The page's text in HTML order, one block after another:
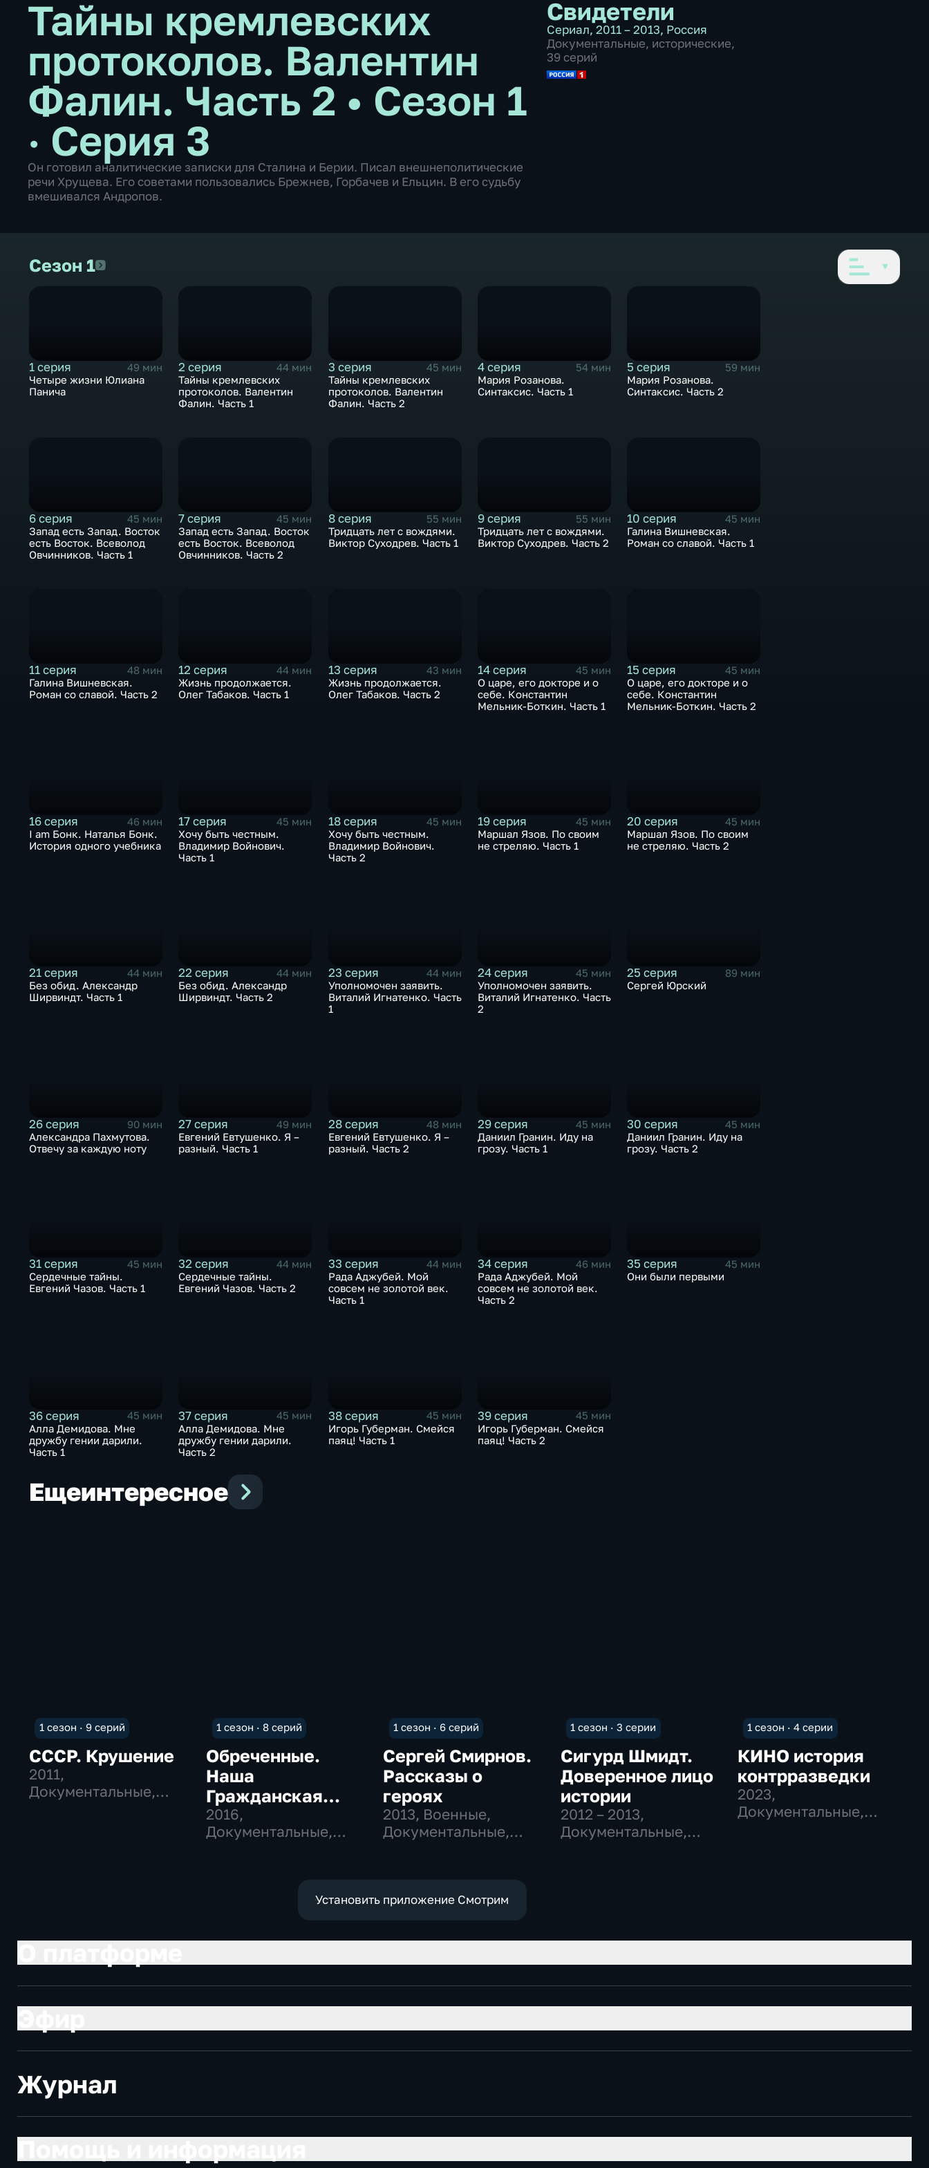
Тайны кремлевских
протоколов. Валентин
Фалин. Часть 2 • Сезон 1
· Серия 3
Он готовил аналитические записки для Сталина и Берии. Писал внешнеполитические
речи Хрущева. Его советами пользовались Брежнев, Горбачев и Ельцин. В его судьбу
вмешивался Андропов.
Свидетели
Сериал, 2011 – 2013, Россия
Документальные, исторические,
39 серий
Сезон 1Сезон 1
1 серия
49 мин
Четыре жизни Юлиана
Панича
2 серия
44 мин
Тайны кремлевских
протоколов. Валентин
Фалин. Часть 1
3 серия
45 мин
Тайны кремлевских
протоколов. Валентин
Фалин. Часть 2
4 серия
54 мин
Мария Розанова.
Синтаксис. Часть 1
5 серия
59 мин
Мария Розанова.
Синтаксис. Часть 2
6 серия
45 мин
Запад есть Запад. Восток
есть Восток. Всеволод
Овчинников. Часть 1
7 серия
45 мин
Запад есть Запад. Восток
есть Восток. Всеволод
Овчинников. Часть 2
8 серия
55 мин
Тридцать лет с вождями.
Виктор Суходрев. Часть 1
9 серия
55 мин
Тридцать лет с вождями.
Виктор Суходрев. Часть 2
10 серия
45 мин
Галина Вишневская.
Роман со славой. Часть 1
11 серия
48 мин
Галина Вишневская.
Роман со славой. Часть 2
12 серия
44 мин
Жизнь продолжается.
Олег Табаков. Часть 1
13 серия
43 мин
Жизнь продолжается.
Олег Табаков. Часть 2
14 серия
45 мин
О царе, его докторе и о
себе. Константин
Мельник-Боткин. Часть 1
15 серия
45 мин
О царе, его докторе и о
себе. Константин
Мельник-Боткин. Часть 2
16 серия
46 мин
I am Бонк. Наталья Бонк.
История одного учебника
17 серия
45 мин
Хочу быть честным.
Владимир Войнович.
Часть 1
18 серия
45 мин
Хочу быть честным.
Владимир Войнович.
Часть 2
19 серия
45 мин
Маршал Язов. По своим
не стреляю. Часть 1
20 серия
45 мин
Маршал Язов. По своим
не стреляю. Часть 2
21 серия
44 мин
Без обид. Александр
Ширвиндт. Часть 1
22 серия
44 мин
Без обид. Александр
Ширвиндт. Часть 2
23 серия
44 мин
Уполномочен заявить.
Виталий Игнатенко. Часть
1
24 серия
45 мин
Уполномочен заявить.
Виталий Игнатенко. Часть
2
25 серия
89 мин
Сергей Юрский
26 серия
90 мин
Александра Пахмутова.
Отвечу за каждую ноту
27 серия
49 мин
Евгений Евтушенко. Я –
разный. Часть 1
28 серия
48 мин
Евгений Евтушенко. Я –
разный. Часть 2
29 серия
45 мин
Даниил Гранин. Иду на
грозу. Часть 1
30 серия
45 мин
Даниил Гранин. Иду на
грозу. Часть 2
31 серия
45 мин
Сердечные тайны.
Евгений Чазов. Часть 1
32 серия
44 мин
Сердечные тайны.
Евгений Чазов. Часть 2
33 серия
44 мин
Рада Аджубей. Мой
совсем не золотой век.
Часть 1
34 серия
46 мин
Рада Аджубей. Мой
совсем не золотой век.
Часть 2
35 серия
45 мин
Они были первыми
36 серия
45 мин
Алла Демидова. Мне
дружбу гении дарили.
Часть 1
37 серия
45 мин
Алла Демидова. Мне
дружбу гении дарили.
Часть 2
38 серия
45 мин
Игорь Губерман. Смейся
паяц! Часть 1
39 серия
45 мин
Игорь Губерман. Смейся
паяц! Часть 2
Ещеинтересное
1 сезон · 9 серий
СССР. Крушение
2011,
Документальные,
1 сезон · 8 серий
Обреченные.
Наша
Гражданская
война
2016,
Документальные,
1 сезон · 6 серий
Сергей Смирнов.
Рассказы о
героях
2013, Военные,
Документальные,
1 сезон · 3 серии
Сигурд Шмидт.
Доверенное лицо
истории
2012 – 2013,
Документальные,
1 сезон · 4 серии
КИНО история
контрразведки
2023,
Документальные,
Установить приложение Смотрим
Журнал